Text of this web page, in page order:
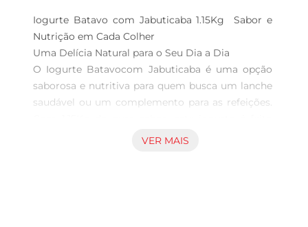
Iogurte Batavo com Jabuticaba 1.15Kg  Sabor e
Nutrição em Cada Colher
Uma Delícia Natural para o Seu Dia a Dia
O Iogurte Batavocom Jabuticaba é uma opção
saborosa e nutritiva para quem busca um lanche
saudável ou um complemento para as refeições.
com ingredientes selecionados, trazendo a
VER MAIS